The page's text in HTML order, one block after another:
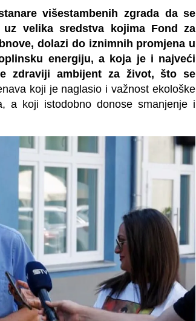
višestambenih zgrada da se
velika sredstva kojima Fond za
dolazi do iznimnih promjena u
energiju, a koja je i najveći
zdraviji ambijent za život, što se
koji je naglasio i važnost ekološke
a koji istodobno donose smanjenje i